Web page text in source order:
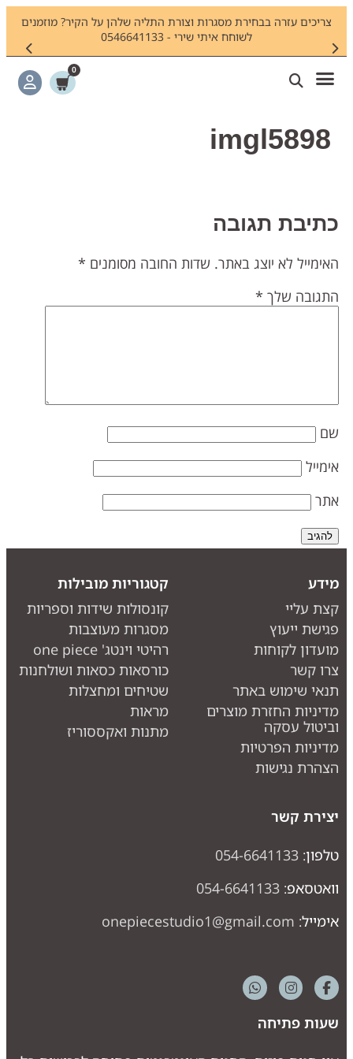
צריכים עזרה בבחירת מסגרות וצורת התליה שלהן על הקיר? מוזמנים
לשוחח איתי שירי - 0546641133
imgl5898
תגובה
לא יוצג באתר. שדות החובה מסומנים*
שלך*
עליי
ייעוץ
לקוחות
קשר
שימוש באתר
החזרת מוצרים
עסקה
הפרטיות
נגישות
קטגוריות מובילות
קונסולות שידות וספריות
מסגרות מעוצבות
רהיטי וינטג' one piece
כורסאות כסאות ושולחנות
שטיחים ומחצלות
מראות
מתנות ואקססוריז
קשר
054-6641133
054-6641133
onepiecestudio1@gmail.com
פתיחה